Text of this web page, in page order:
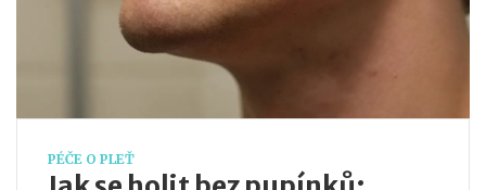
PÉČE O PLEŤ